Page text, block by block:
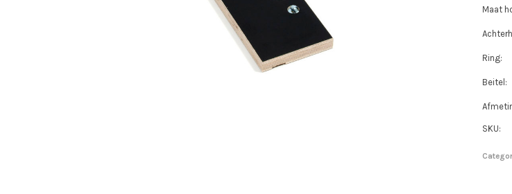
Maat
Ring:
Beitel:
SKU: